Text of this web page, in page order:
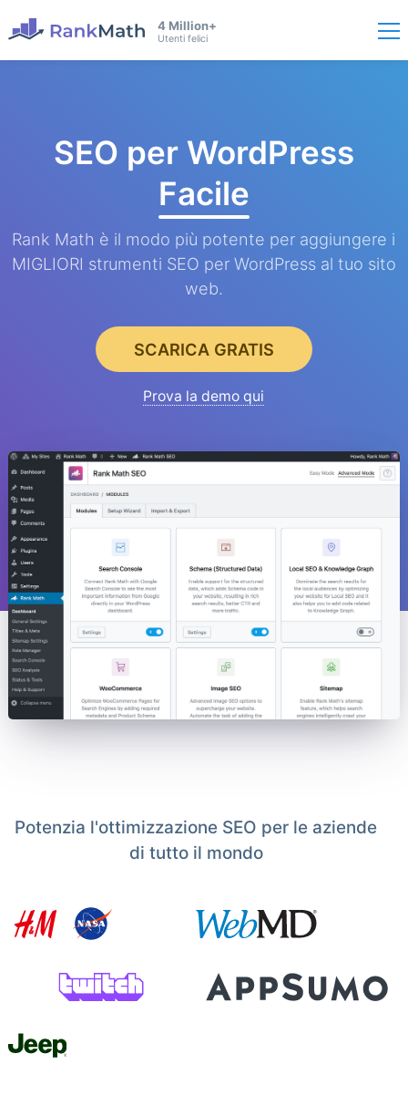
4 Million+
Utenti felici
SEO per WordPress
Facile
Rank Math è il modo più potente per aggiungere i
MIGLIORI strumenti SEO per WordPress al tuo sito
web.
SCARICA GRATIS
Prova la demo qui
Potenzia l'ottimizzazione SEO per le aziende
di tutto il mondo